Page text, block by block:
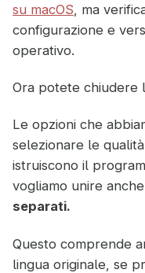
su macOS , ma
configurazione e
operativo.
Ora potete chiudere
Le opzioni che
selezionare le
istruiscono il
vogliamo unire anche
separati.
Questo comprende
lingua originale, se